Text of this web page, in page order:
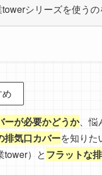
シリーズを使う
ーが必要かどうか、悩
排気口カバーを知りた
tower）とフラットな